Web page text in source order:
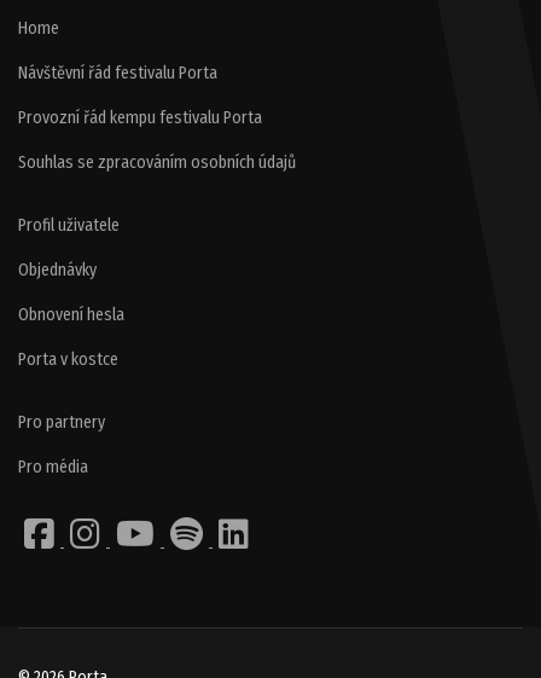
Home
Návštěvní řád festivalu Porta
Provozní řád kempu festivalu Porta
Souhlas se zpracováním osobních údajů
Profil uživatele
Objednávky
Obnovení hesla
Porta v kostce
Pro partnery
Pro média